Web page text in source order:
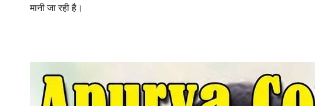
मानी जा रही है।